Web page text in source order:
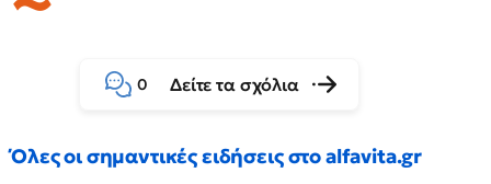
0 Δείτε τα σχόλια
Όλες οι σημαντικές ειδήσεις στο alfavita.gr